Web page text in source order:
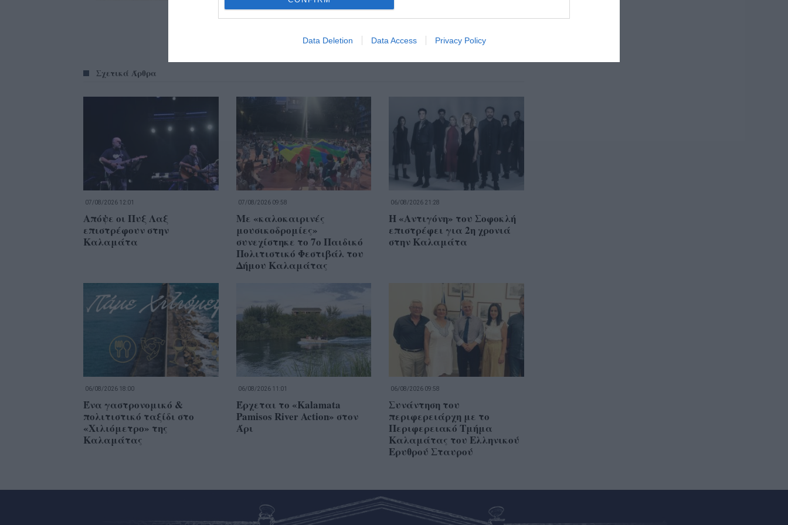
Data Deletion Data Access Privacy Policy
Σχετικά Άρθρα
07/08/2026 12:01
Απόψε οι Πυξ Λαξ
επιστρέφουν στην
Καλαμάτα
07/08/2026 09:58
Με «καλοκαιρινές
μουσικοδρομίες»
συνεχίστηκε το 7ο Παιδικό
Πολιτιστικό Φεστιβάλ του
Δήμου Καλαμάτας
06/08/2026 21:28
Η «Αντιγόνη» του Σοφοκλή
επιστρέφει για 2η χρονιά
στην Καλαμάτα
06/08/2026 18:00
Ένα γαστρονομικό &
πολιτιστικό ταξίδι στο
«Χιλιόμετρο» της
Καλαμάτας
06/08/2026 11:01
Έρχεται το «Kalamata
Pamisos River Action» στον
Άρι
06/08/2026 09:58
Συνάντηση του
περιφερειάρχη με το
Περιφερειακό Τμήμα
Καλαμάτας του Ελληνικού
Ερυθρού Σταυρού